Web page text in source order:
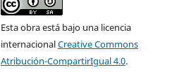
Esta obra está bajo una licencia
internacionalCreative Commons
Atribución-CompartirIgual 4.0.